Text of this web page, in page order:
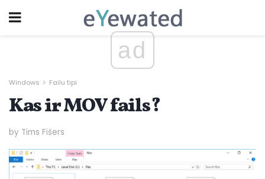
ad
Windows Failu tipi
Kas ir MOV fails?
by Tims Fišers